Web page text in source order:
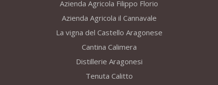
Azienda Agricola Filippo Florio
Azienda Agricola il Cannavale
La vigna del Castello Aragonese
Cantina Calimera
Distillerie Aragonesi
Tenuta Calitto